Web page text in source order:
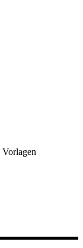
Vorlagen